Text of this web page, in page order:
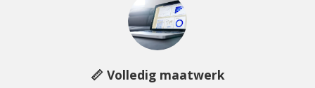
📏 Volledig maatwerk